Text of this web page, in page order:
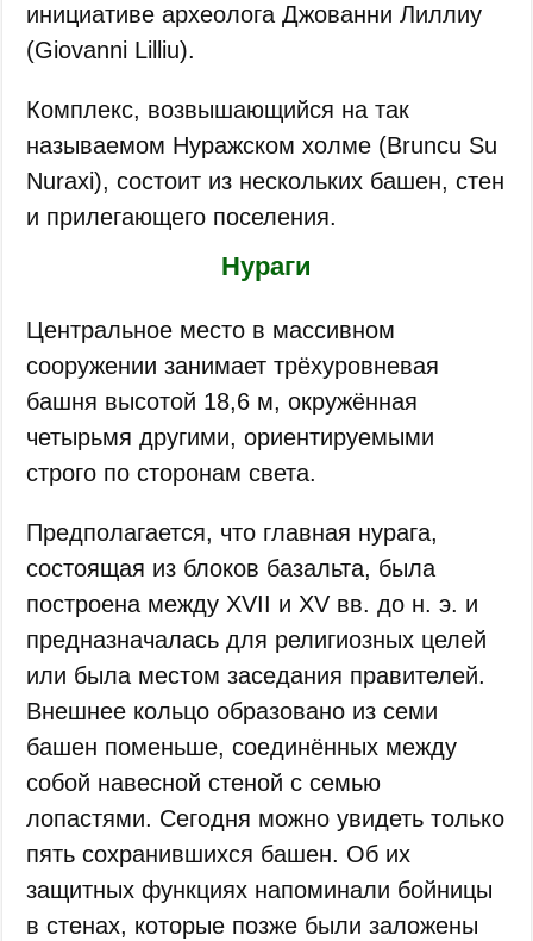
инициативе археолога Джованни Лиллиу
(Giovanni Lilliu).
Комплекс, возвышающийся на так
называемом Нуражском холме (Bruncu Su
Nuraxi), состоит из нескольких башен, стен
и прилегающего поселения.
Нураги
Центральное место в массивном
сооружении занимает трёхуровневая
башня высотой 18,6 м, окружённая
четырьмя другими, ориентируемыми
строго по сторонам света.
Предполагается, что главная нурага,
состоящая из блоков базальта, была
построена между XVII и XV вв. до н. э. и
предназначалась для религиозных целей
или была местом заседания правителей.
Внешнее кольцо образовано из семи
башен поменьше, соединённых между
собой навесной стеной с семью
лопастями. Сегодня можно увидеть только
пять сохранившихся башен. Об их
защитных функциях напоминали бойницы
в стенах, которые позже были заложены